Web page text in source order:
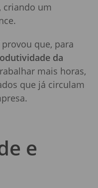
criando um
provou que, para
da
mais horas,
que já circulam
e